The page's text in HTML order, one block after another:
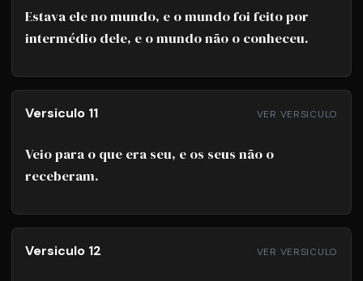
Estava ele no mundo, e o mundo foi feito por
intermédio dele, e o mundo não o conheceu.
Versiculo 11 VER VERSICULO
Veio para o que era seu, e os seus não o
receberam.
Versiculo 12 VER VERSICULO